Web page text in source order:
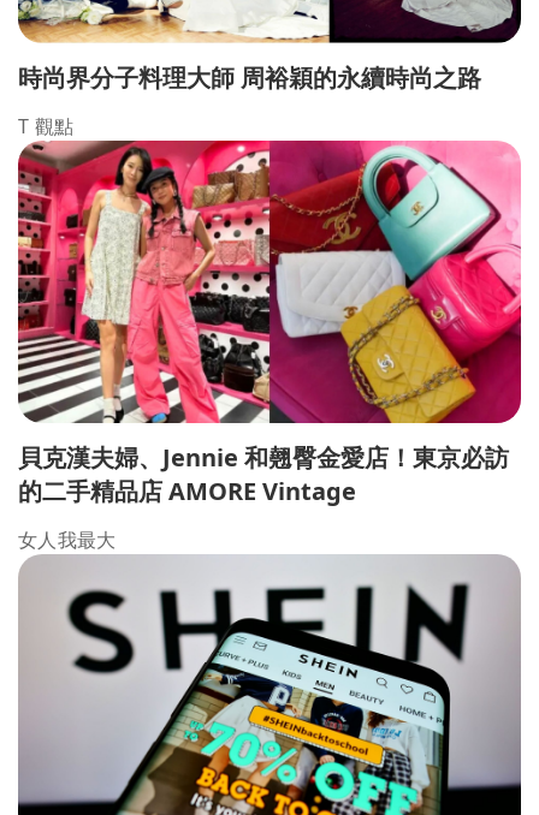
時尚界分子料理大師 周裕穎的永續時尚之路
T 觀點
貝克漢夫婦、Jennie 和翹臀金愛店！東京必訪
的二手精品店 AMORE Vintage
女人我最大